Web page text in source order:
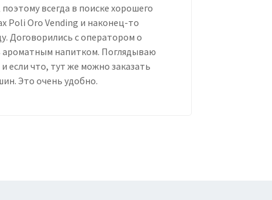
всегда в поиске хорошего
Poli Oro Vending и наконец-то
Договорились с оператором о
ароматным напитком. Поглядываю
что, тут же можно заказать
Это очень удобно.